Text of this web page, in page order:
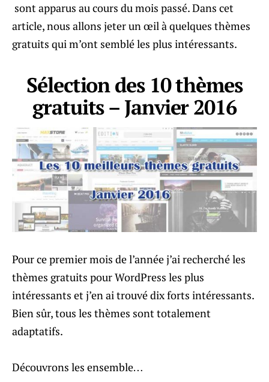
sont apparus au cours du mois passé. Dans cet
article, nous allons jeter un œil à quelques thèmes
gratuits qui m’ont semblé les plus intéressants.
Sélection des 10 thèmes
gratuits – Janvier 2016
Pour ce premier mois de l’année j’ai recherché les
thèmes gratuits pour WordPress les plus
intéressants et j’en ai trouvé dix forts intéressants.
Bien sûr, tous les thèmes sont totalement
adaptatifs.
Découvrons les ensemble…